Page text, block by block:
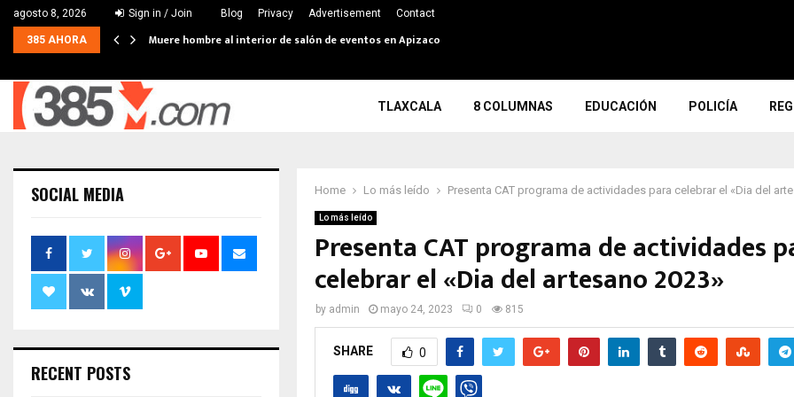
agosto 8, 2026 Sign in / Join Blog Privacy Advertisement Contact
385 AHORA Muere hombre al interior de salón de eventos en Apizaco
TLAXCALA 8 COLUMNAS EDUCACIÓN POLICÍA
Home Lo más leído Presenta CAT programa de actividades para celebrar el «Dia del
Lo más leído
Presenta CAT programa de actividades
celebrar el «Dia del artesano 2023»
by admin mayo 24, 2023 0 815
SHARE 0
SOCIAL MEDIA
RECENT POSTS